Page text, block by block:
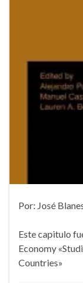
Por: José
Este capitulo
Economy
Countries»